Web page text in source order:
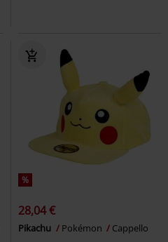
%
28,04 €
Pikachu Pokémon Cappello